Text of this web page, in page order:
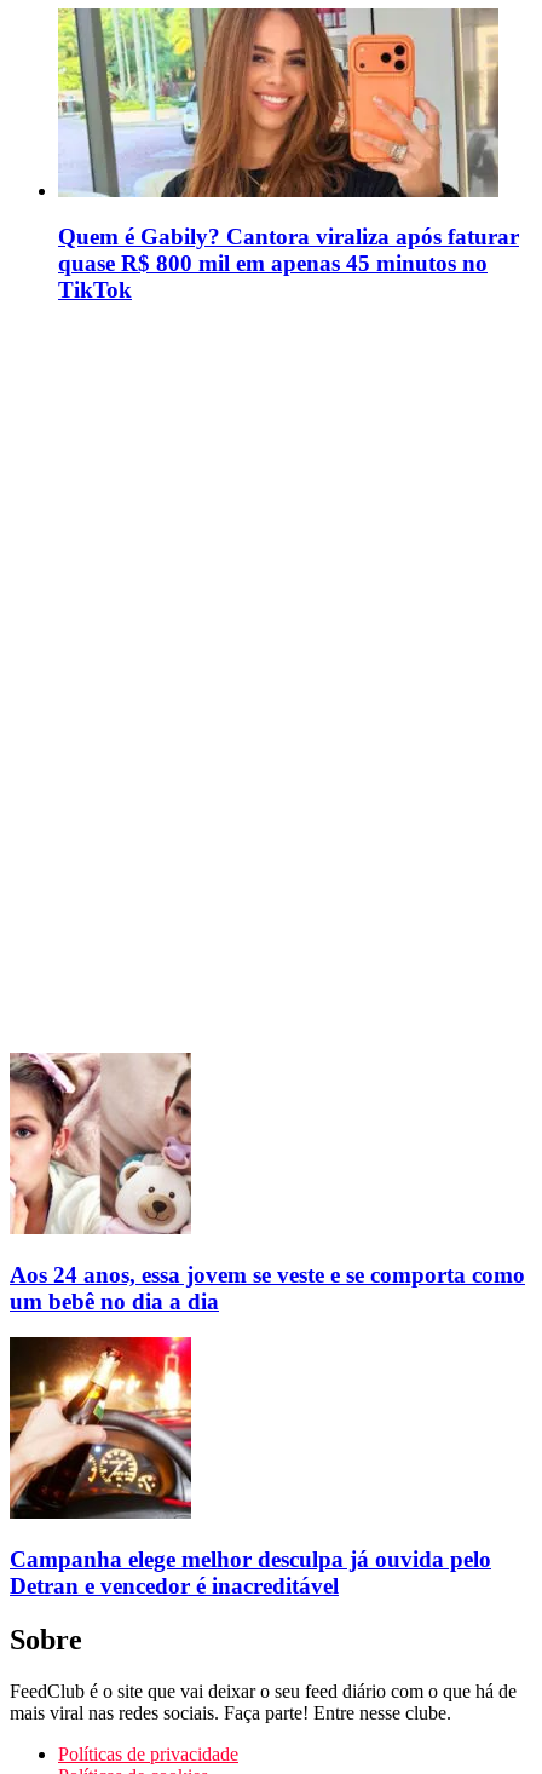
Quem é Gabily? Cantora viraliza após faturar
quase R$ 800 mil em apenas 45 minutos no
TikTok
Aos 24 anos, essa jovem se veste e se comporta como
um bebê no dia a dia
Campanha elege melhor desculpa já ouvida pelo
Detran e vencedor é inacreditável
Sobre
FeedClub é o site que vai deixar o seu feed diário com o que há de
mais viral nas redes sociais. Faça parte! Entre nesse clube.
Políticas de privacidade